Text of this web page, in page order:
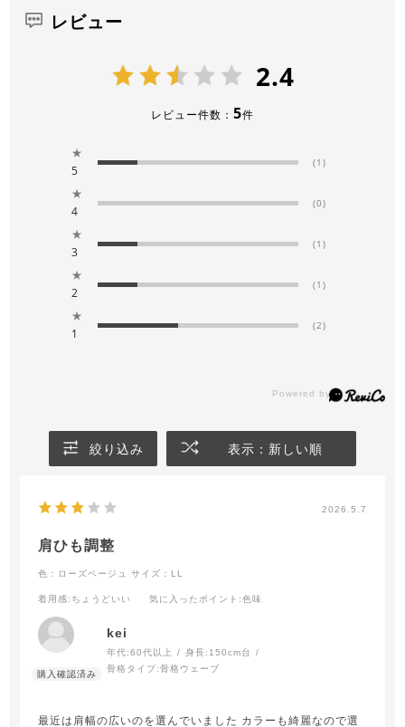
レビュー
2.4
レビュー件数： 5件
★
5
(1)
★
4
(0)
★
3
(1)
★
2
(1)
★
1
(2)
絞り込み 表示：新しい順
2026.5.7
肩ひも調整
色：ローズベージュ サイズ：LL
着用感:ちょうどいい 気に入ったポイント :色味
kei
年代:60代以上 身長: 150cm台
骨格タイプ:骨格ウェーブ
最近は肩幅の広いのを選んでいました カラーも綺麗なので選